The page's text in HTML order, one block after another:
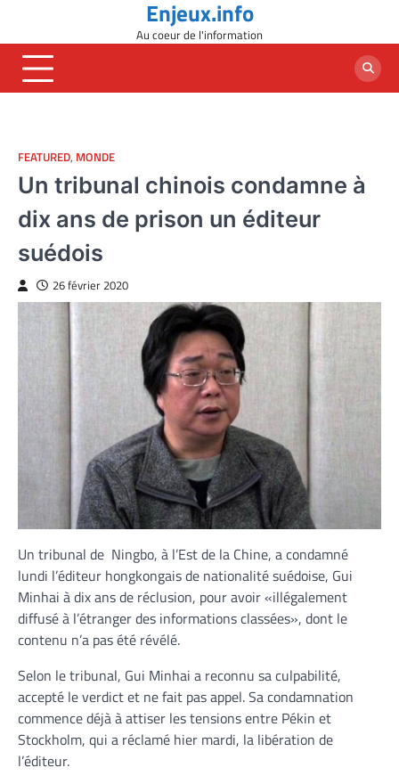
content
Enjeux.info
Au coeur de l'information
FEATURED, MONDE
Un tribunal chinois condamne à
dix ans de prison un éditeur
suédois
26 février 2020
Un tribunal de Ningbo, à l’Est de la Chine, a condamné
lundi l’éditeur hongkongais de nationalité suédoise, Gui
Minhai à dix ans de réclusion, pour avoir «illégalement
diffusé à l’étranger des informations classées», dont le
contenu n’a pas été révélé.
Selon le tribunal, Gui Minhai a reconnu sa culpabilité,
accepté le verdict et ne fait pas appel. Sa condamnation
commence déjà à attiser les tensions entre Pékin et
Stockholm, qui a réclamé hier mardi, la libération de
l’éditeur.